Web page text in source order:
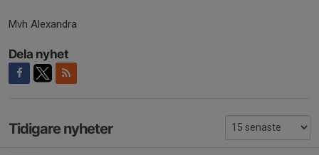
Mvh Alexandra
Dela nyhet
Tidigare nyheter